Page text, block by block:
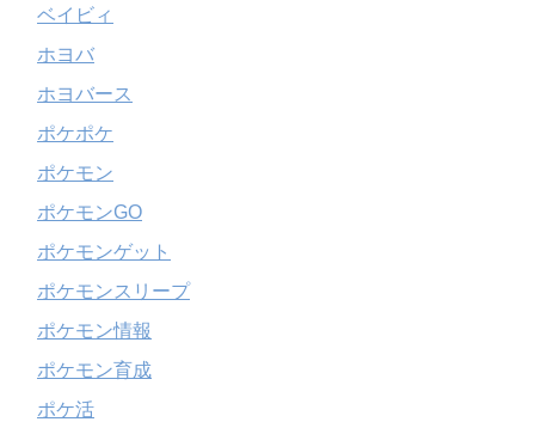
ベイビィ
ホヨバ
ホヨバース
ポケポケ
ポケモン
ポケモンGO
ポケモンゲット
ポケモンスリープ
ポケモン情報
ポケモン育成
ポケ活